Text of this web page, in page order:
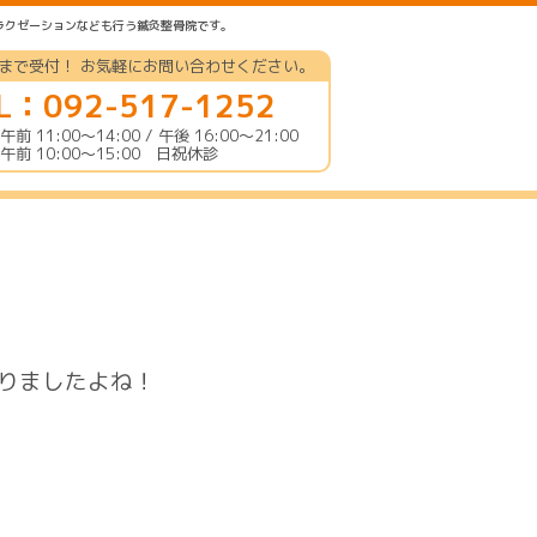
ゼーションなども行う鍼灸整骨院です。
で受付！ お気軽にお問い合わせください。
：092-517-1252
午前 11:00〜14:00 / 午後 16:00〜21:00
午前 10:00〜15:00 日祝休診
ましたよね！